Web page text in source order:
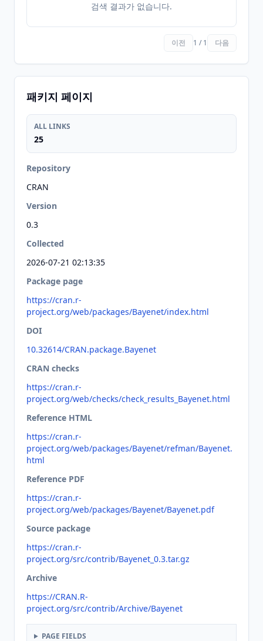
검색 결과가 없습니다.
이전 1 / 1 다음
패키지 페이지
ALL LINKS
25
Repository
CRAN
Version
0.3
Collected
2026-07-21 02:13:35
Package page
https://cran.r-
project.org/web/packages/Bayenet/index.html
DOI
10.32614/CRAN.package.Bayenet
CRAN checks
https://cran.r-
project.org/web/checks/check_results_Bayenet.html
Reference HTML
https://cran.r-
project.org/web/packages/Bayenet/refman/Bayenet.
html
Reference PDF
https://cran.r-
project.org/web/packages/Bayenet/Bayenet.pdf
Source package
https://cran.r-
project.org/src/contrib/Bayenet_0.3.tar.gz
Archive
https://CRAN.R-
project.org/src/contrib/Archive/Bayenet
PAGE FIELDS